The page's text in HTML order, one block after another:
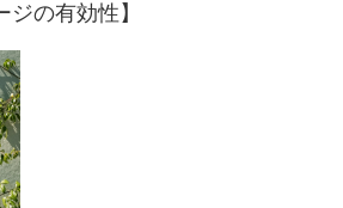
の有効性】